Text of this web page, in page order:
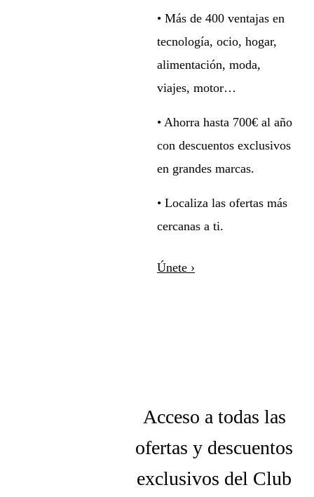
• Más de 400 ventajas en
tecnología, ocio, hogar,
alimentación, moda,
viajes, motor…
• Ahorra hasta 700€ al año
con descuentos exclusivos
en grandes marcas.
• Localiza las ofertas más
cercanas a ti.
Únete ›
Acceso a todas las
ofertas y descuentos
exclusivos del Club